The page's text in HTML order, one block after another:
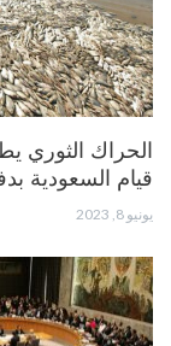
الحراك الثوري
قيام السعودية
يونيو 8, 2023